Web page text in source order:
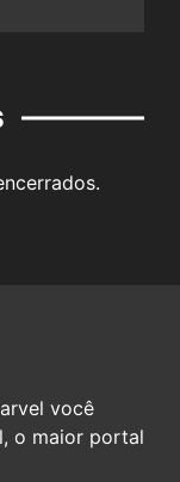
você
o maior portal